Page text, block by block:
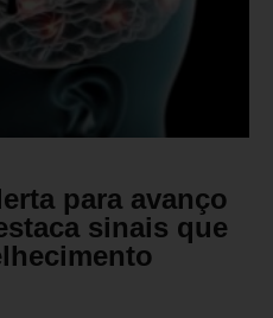
para avanço
sinais que